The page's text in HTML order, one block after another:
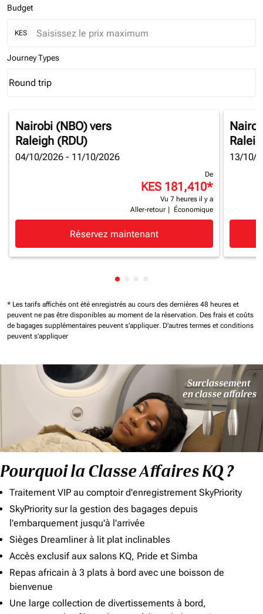
Budget
KES
Journey Types
Journey Types option Round trip Selected
Round trip
keyboard_arrow_down
Nairobi (NBO)vers
Raleigh (RDU)
04/10/2026 - 11/10/2026
De
KES 181,410*
Vu 7 heures il y a
Aller-retour
Économique
Réservez maintenant
13/10/
Affichage de cmp-pagination-
* Les tarifs affichés ont été enregistrés au cours des dernières 48 heures et
peuvent ne pas être disponibles au moment de la réservation. Des frais et coûts
de bagages supplémentaires peuvent s'appliquer. D'autres termes et conditions
peuvent s'appliquer
Pourquoi la Classe Affaires KQ ?
Traitement VIP au comptoir d'enregistrement SkyPriority
SkyPriority sur la gestion des bagages depuis
l'embarquement jusqu'à l'arrivée
Sièges Dreamliner à lit plat inclinables
Accès exclusif aux salons KQ, Pride et Simba
Repas africain à 3 plats à bord avec une boisson de
bienvenue
Une large collection de divertissements à bord,